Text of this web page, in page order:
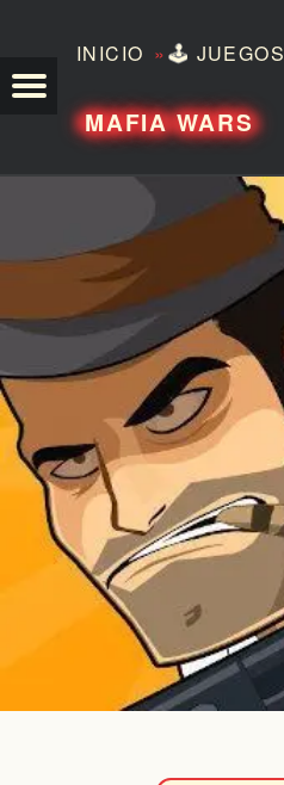
INICIO »🕹️ JUEGOS
MAFIA WARS